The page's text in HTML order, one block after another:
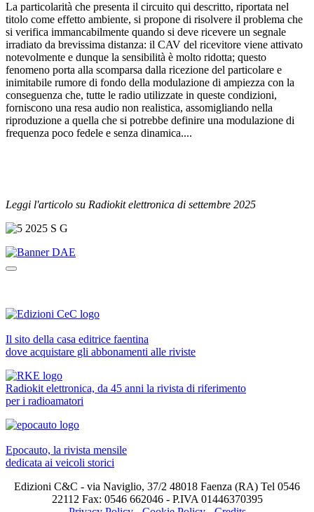
La particolarità che presenta il circuito qui descritto, riportata nel
titolo come effetto ambiente, si propone di risolvere il problema che
si verifica immancabilmente quando si deve ricevere un segnale
irradiato da brevissima distanza: il CAV del ricevitore viene attivato
notevolmente e dunque la sensibilità è molto ridotta; questo
fenomeno porta alla scomparsa dalla ricezione del particolare e
inimitabile rumore di fondo della modulazione di ampiezza con la
conseguenza che, tutte le radio utilizzate in queste condizioni,
forniscono una resa audio non realistica, assomigliando nella
riproduzione a quella che si potrebbe definire una modulazione di
frequenza poco fedele e senza dinamica....
Leggi l'articolo su Radiokit elettronica di settembre 2025
Il sito della casa editrice faentina
dove acquistare gli abbonamenti alle riviste
Radiokit elettronica, da 45 anni la rivista di riferimento
per i radioamatori
Epocauto, la rivista mensile
dedicata ai veicoli storici
Edizioni C&C - via Naviglio, 37/2 48018 Faenza (RA) Tel 0546
22112 Fax: 0546 662046 - P.IVA 01446370395